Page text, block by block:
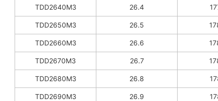
TDD2640M3 26.4
TDD2650M3 26.5
TDD2660M3 26.6
TDD2670M3 26.7
TDD2680M3 26.8
TDD2690M3 26.9